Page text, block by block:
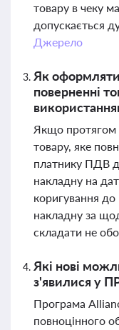
товару в чеку
допускається
Джерело
Як
поверненні
Якщо протягом
товару, яке
платнику ПДВ
накладну на
коригування до
накладну за
складати не
Які нові
з'явилися у
Програма
повноцінного